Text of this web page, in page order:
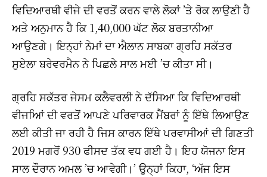
ਵਿਦਿਆਰਥੀ ਵੀਜੇ ਦੀ ਵਰਤੋਂ ਕਰਨ ਵਾਲੇ ਲੋਕਾਂ ’ਤੇ ਰੋਕ ਲਾਉਣੀ ਹੈ
ਅਤੇ ਅਨੁਮਾਨ ਹੈ ਕਿ 1,40,000 ਘੱਟ ਲੋਕ ਬਰਤਾਨੀਆ
ਆਉਣਗੇ। ਇਨ੍ਹਾਂ ਨੇਮਾਂ ਦਾ ਐਲਾਨ ਸਾਬਕਾ ਗ੍ਰਹਿ ਸਕੱਤਰ
ਸੁਏਲਾ ਬਰੇਵਰਮੈਨ ਨੇ ਪਿਛਲੇ ਸਾਲ ਮਈ ’ਚ ਕੀਤਾ ਸੀ।
ਗ੍ਰਹਿ ਸਕੱਤਰ ਜੇਸਮ ਕਲੈਵਰਲੀ ਨੇ ਦੱਸਿਆ ਕਿ ਵਿਦਿਆਰਥੀ
ਵੀਜਅਿਾਂ ਦੀ ਵਰਤੋਂ ਆਪਣੇ ਪਰਿਵਾਰਕ ਮੈਂਬਰਾਂ ਨੂੰ ਇੱਥੇ ਲਿਆਉਣ
ਲਈ ਕੀਤੀ ਜਾ ਰਹੀ ਹੈ ਜਿਸ ਕਾਰਨ ਇੱਥੇ ਪਰਵਾਸੀਆਂ ਦੀ ਗਿਣਤੀ
2019 ਮਗਰੋਂ 930 ਫੀਸਦ ਤੱਕ ਵਧ ਗਈ ਹੈ। ਇਹ ਯੋਜਨਾ ਇਸ
ਸਾਲ ਦੌਰਾਨ ਅਮਲ ’ਚ ਆਵੇਗੀ।’ ਉਨ੍ਹਾਂ ਕਿਹਾ, ‘ਅੱਜ ਇਸ